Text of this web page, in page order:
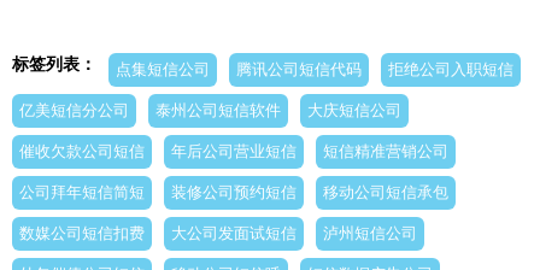
标签列表： 点集短信公司 腾讯公司短信代码 拒绝公司入职短信
亿美短信分公司 泰州公司短信软件 大庆短信公司
催收欠款公司短信 年后公司营业短信 短信精准营销公司
公司拜年短信简短 装修公司预约短信 移动公司短信承包
数媒公司短信扣费 大公司发面试短信 泸州短信公司